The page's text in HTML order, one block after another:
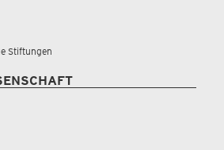
Stiftungen